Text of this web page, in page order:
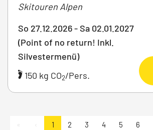
Skitouren Alpen
So 27.12.2026 - Sa 02.01.2027
(Point of no return! Inkl.
Silvestermenü)
150 kg CO2/Pers.
1 2 3 4 5 6